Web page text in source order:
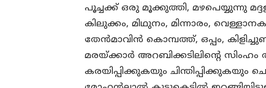
പൂച്ചക്ക് ഒരു മൂക്കുത്തി, മഴപെയ്യുന്നു
കിലുക്കം, മിഥുനം, മിന്നാരം,
തേൻമാവിൻ കൊമ്പത്ത്, ഒപ്പം,
മരയ്ക്കാർ അറബിക്കടിലിന്റെ സിംഹം
കരയിപ്പിക്കുകയും ചിന്തിപ്പിക്കുകയും